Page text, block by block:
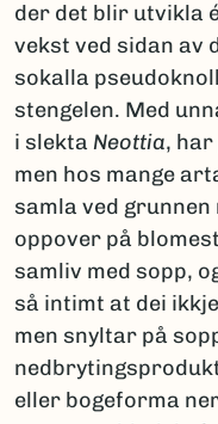
der det blir utvikla
vekst ved sidan av
sokalla
stengelen. Med
i slekta Neottia,
men hos mange
samla ved
oppover på
samliv med sopp,
så intimt at dei
men snyltar på
eller bogeforma